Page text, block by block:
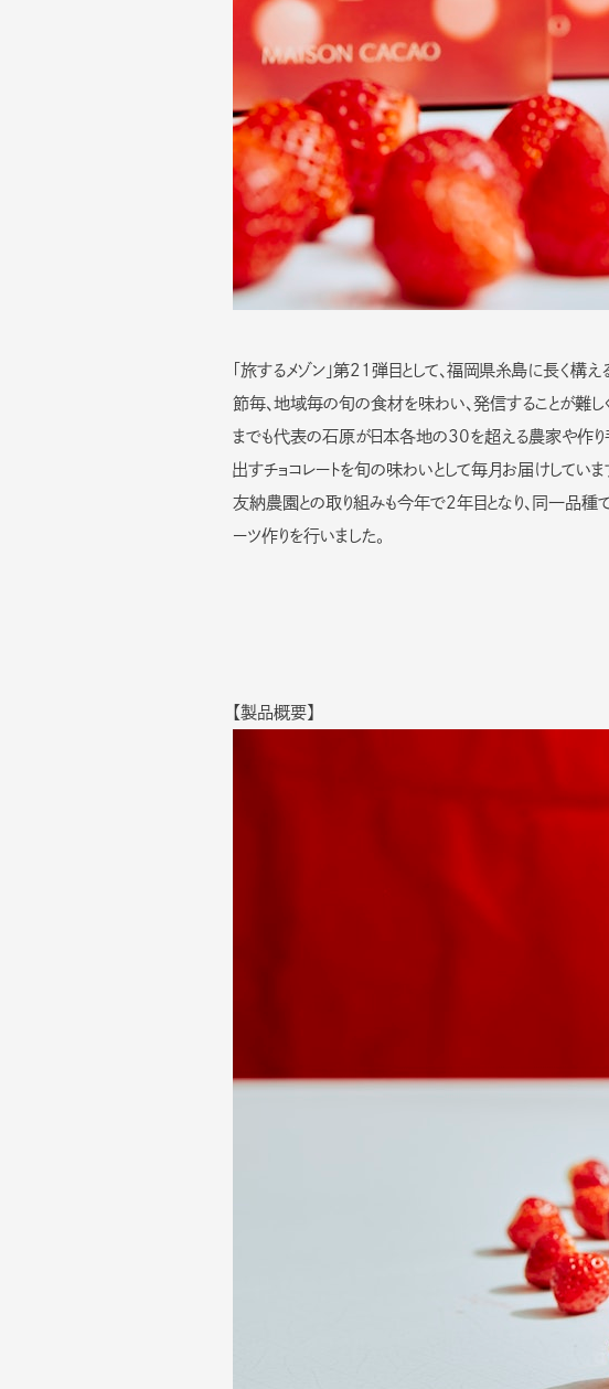
JOURNAL
「旅するメゾン」第21弾目として、福岡県糸島に長く
節毎、地域毎の旬の食材を味わい、発信することが難し
までも代表の石原が日本各地の30を超える農家や作り
出すチョコレートを旬の味わいとして毎月お届けしていま
友納農園との取り組みも今年で2年目となり、同一品種
ーツ作りを行いました。
【製品概要】